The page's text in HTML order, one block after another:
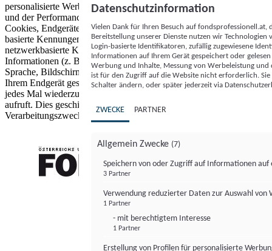
personalisierte Werbung und Inhalte, Messung von Werbeleistung
und der Performance von Inhalten sowie Zielgruppenforschung.
Cookies, Endgeräte- oder ähnliche Online-Kennungen (z. B. login-
basierte Kennungen, zufällig generierte Kennungen,
netzwerkbasierte Kennungen) können zusammen mit anderen
Informationen (z. B. Browsertyp und Browserinformationen,
Sprache, Bildschirmgröße, unterstützte Technologien usw.) auf
Ihrem Endgerät gespeichert oder von dort ausgelesen werden, um es
jedes Mal wiederzuerkennen, wenn es eine App oder einer Webseite
aufruft. Dies geschieht für einen oder mehrere der hier aufgeführten
Verarbeitungszwecke.
Datenschutzinformation
Vielen Dank für Ihren Besuch auf
Bereitstellung unserer Dienste nutzen wir Technologien
Login-basierte Identifikatoren, zufällig zugewiesene
Informationen auf Ihrem Gerät gespeichert oder
Werbung und Inhalte, Messung von Werbeleistung
ist für den Zugriff auf die Website nicht erforderlich.
Schalter ändern, oder später jederzeit via
ZWECKE PARTNER
Allgemein Zwecke (7)
Speichern von oder Zugriff auf Informationen auf
3 Partner
Verwendung reduzierter Daten zur Auswahl von
1 Partner
- mit berechtigtem Interesse
1 Partner
Erstellung von Profilen für personalisierte
FONDS professionell